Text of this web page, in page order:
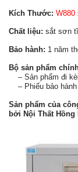
Kích Thước: W880
Chất liệu: sắt sơn
Bảo hành: 1 năm
Bộ sản phẩm
– Sản phẩm đi
– Phiếu bảo hành
Sản phẩm của
bởi Nội Thất Hồng